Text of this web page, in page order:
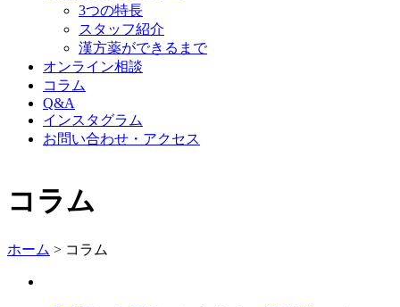
3つの特長
スタッフ紹介
漢方薬ができるまで
オンライン相談
コラム
Q&A
インスタグラム
お問い合わせ・アクセス
コラム
ホーム > コラム